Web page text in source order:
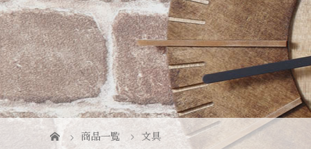
商品一覧 文具